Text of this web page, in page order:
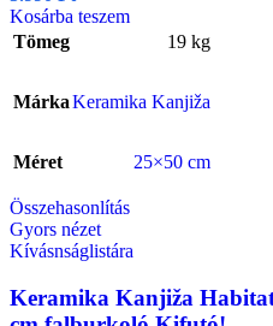
Kosárba teszem
Tömeg
19 kg
MárkaKeramika Kanjiža
Méret 25×50 cm
Összehasonlítás
Gyors nézet
Kívásnságlistára
Keramika Kanjiža Habitat